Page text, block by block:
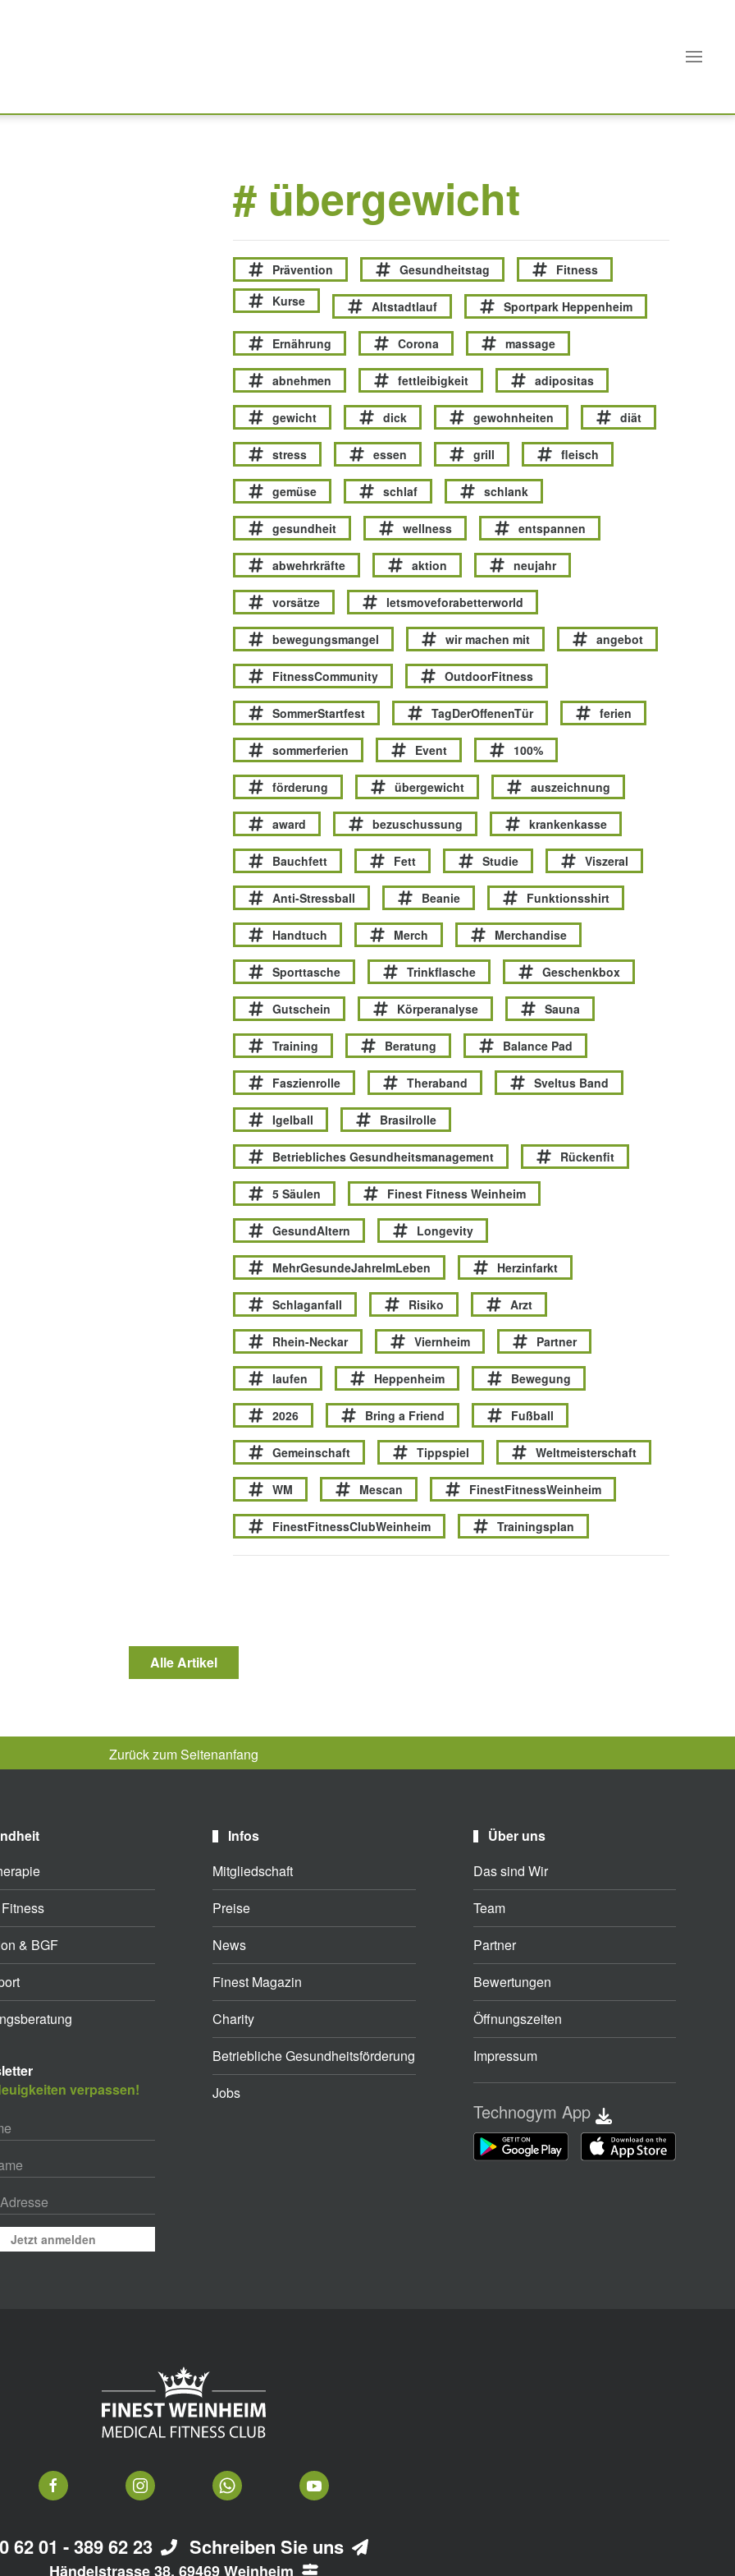
# übergewicht
Prävention Gesundheitstag
Fitness
Kurse
Altstadtlauf Sportpark Heppenheim
Ernährung Corona massage
abnehmen fettleibigkeit adipositas
gewicht dick gewohnheiten diät
stress essen grill fleisch
gemüse schlaf schlank
gesundheit wellness entspannen
abwehrkräfte aktion neujahr
vorsätze letsmoveforabetterworld
bewegungsmangel wir machen mit angebot
FitnessCommunity OutdoorFitness
SommerStartfest TagDerOffenenTür ferien
sommerferien Event 100%
förderung übergewicht auszeichnung
award bezuschussung krankenkasse
Bauchfett Fett Studie Viszeral
Anti-Stressball Beanie Funktionsshirt
Handtuch Merch Merchandise
Sporttasche Trinkflasche Geschenkbox
Gutschein Körperanalyse Sauna
Training Beratung Balance Pad
Faszienrolle Theraband Sveltus Band
Igelball Brasilrolle
Betriebliches Gesundheitsmanagement Rückenfit
5 Säulen Finest Fitness Weinheim
GesundAltern Longevity
MehrGesundeJahreImLeben Herzinfarkt
Schlaganfall Risiko Arzt
Rhein-Neckar Viernheim Partner
laufen Heppenheim Bewegung
2026 Bring a Friend Fußball
Gemeinschaft Tippspiel Weltmeisterschaft
WM Mescan FinestFitnessWeinheim
FinestFitnessClubWeinheim Trainingsplan
Alle Artikel
Zurück zum Seitenanfang
& BGF
verpassen!
Jetzt anmelden
Infos
Mitgliedschaft
Preise
News
Finest Magazin
Charity
Betriebliche Gesundheitsförderung
Jobs
Über uns
Das sind Wir
Team
Partner
Bewertungen
Öffnungszeiten
Impressum
Technogym App
0 62 01 - 389 62 23 Schreiben Sie uns
Händelstrasse 38, 69469 Weinheim